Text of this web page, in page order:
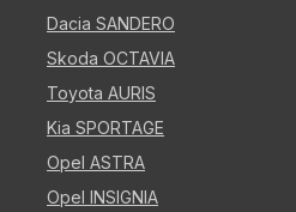
Dacia SANDERO
Skoda OCTAVIA
Toyota AURIS
Kia SPORTAGE
Opel ASTRA
Opel INSIGNIA